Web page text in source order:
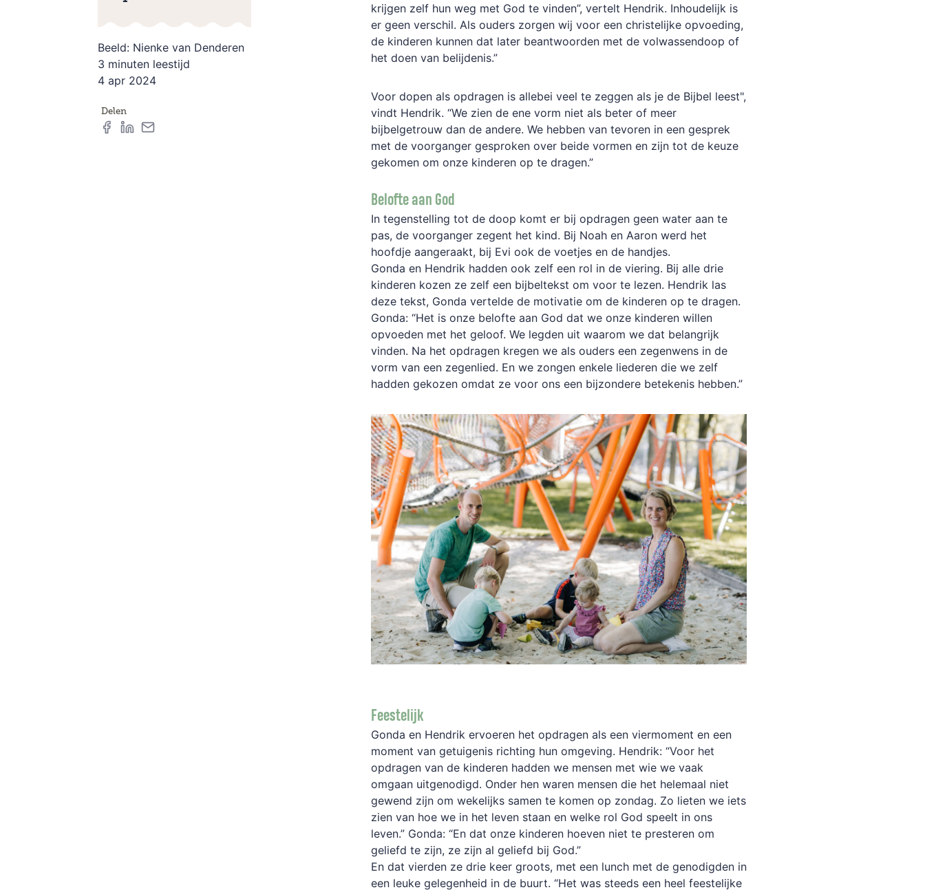
krijgen zelf hun weg met God te vinden”, vertelt Hendrik. Inhoudelijk is
er geen verschil. Als ouders zorgen wij voor een christelijke opvoeding,
de kinderen kunnen dat later beantwoorden met de volwassendoop of
het doen van belijdenis.”
Voor dopen als opdragen is allebei veel te zeggen als je de Bijbel leest",
vindt Hendrik. “We zien de ene vorm niet als beter of meer
bijbelgetrouw dan de andere. We hebben van tevoren in een gesprek
met de voorganger gesproken over beide vormen en zijn tot de keuze
gekomen om onze kinderen op te dragen.”
Belofte aan God
In tegenstelling tot de doop komt er bij opdragen geen water aan te
pas, de voorganger zegent het kind. Bij Noah en Aaron werd het
hoofdje aangeraakt, bij Evi ook de voetjes en de handjes.
Gonda en Hendrik hadden ook zelf een rol in de viering. Bij alle drie
kinderen kozen ze zelf een bijbeltekst om voor te lezen. Hendrik las
deze tekst, Gonda vertelde de motivatie om de kinderen op te dragen.
Gonda: “Het is onze belofte aan God dat we onze kinderen willen
opvoeden met het geloof. We legden uit waarom we dat belangrijk
vinden. Na het opdragen kregen we als ouders een zegenwens in de
vorm van een zegenlied. En we zongen enkele liederen die we zelf
hadden gekozen omdat ze voor ons een bijzondere betekenis hebben.”
Feestelijk
Gonda en Hendrik ervoeren het opdragen als een viermoment en een
moment van getuigenis richting hun omgeving. Hendrik: “Voor het
opdragen van de kinderen hadden we mensen met wie we vaak
omgaan uitgenodigd. Onder hen waren mensen die het helemaal niet
gewend zijn om wekelijks samen te komen op zondag. Zo lieten we iets
zien van hoe we in het leven staan en welke rol God speelt in ons
leven.” Gonda: “En dat onze kinderen hoeven niet te presteren om
geliefd te zijn, ze zijn al geliefd bij God.”
En dat vierden ze drie keer groots, met een lunch met de genodigden in
een leuke gelegenheid in de buurt. “Het was steeds een heel feestelijke
Beeld: Nienke van Denderen
3 minuten leestijd
4 apr 2024
Delen